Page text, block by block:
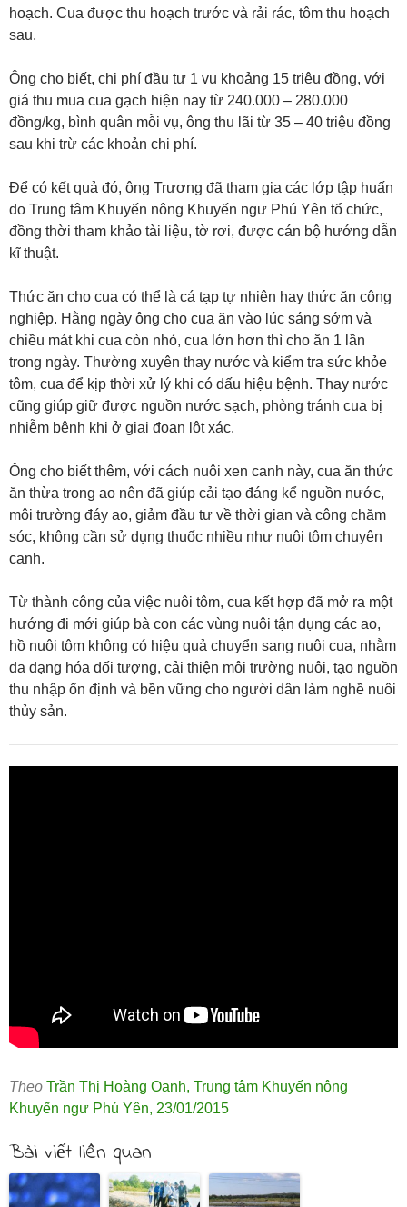
hoạch. Cua được thu hoạch trước và rải rác, tôm thu hoạch
sau.
Ông cho biết, chi phí đầu tư 1 vụ khoảng 15 triệu đồng, với
giá thu mua cua gạch hiện nay từ 240.000 – 280.000
đồng/kg, bình quân mỗi vụ, ông thu lãi từ 35 – 40 triệu đồng
sau khi trừ các khoản chi phí.
Để có kết quả đó, ông Trương đã tham gia các lớp tập huấn
do Trung tâm Khuyến nông Khuyến ngư Phú Yên tổ chức,
đồng thời tham khảo tài liệu, tờ rơi, được cán bộ hướng dẫn
kĩ thuật.
Thức ăn cho cua có thể là cá tạp tự nhiên hay thức ăn công
nghiệp. Hằng ngày ông cho cua ăn vào lúc sáng sớm và
chiều mát khi cua còn nhỏ, cua lớn hơn thì cho ăn 1 lần
trong ngày. Thường xuyên thay nước và kiểm tra sức khỏe
tôm, cua để kịp thời xử lý khi có dấu hiệu bệnh. Thay nước
cũng giúp giữ được nguồn nước sạch, phòng tránh cua bị
nhiễm bệnh khi ở giai đoạn lột xác.
Ông cho biết thêm, với cách nuôi xen canh này, cua ăn thức
ăn thừa trong ao nên đã giúp cải tạo đáng kể nguồn nước,
môi trường đáy ao, giảm đầu tư về thời gian và công chăm
sóc, không cần sử dụng thuốc nhiều như nuôi tôm chuyên
canh.
Từ thành công của việc nuôi tôm, cua kết hợp đã mở ra một
hướng đi mới giúp bà con các vùng nuôi tận dụng các ao,
hồ nuôi tôm không có hiệu quả chuyển sang nuôi cua, nhằm
đa dạng hóa đối tượng, cải thiện môi trường nuôi, tạo nguồn
thu nhập ổn định và bền vững cho người dân làm nghề nuôi
thủy sản.
Theo Trần Thị Hoàng Oanh, Trung tâm Khuyến nông
Khuyến ngư Phú Yên, 23/01/2015
Bài viết liên quan